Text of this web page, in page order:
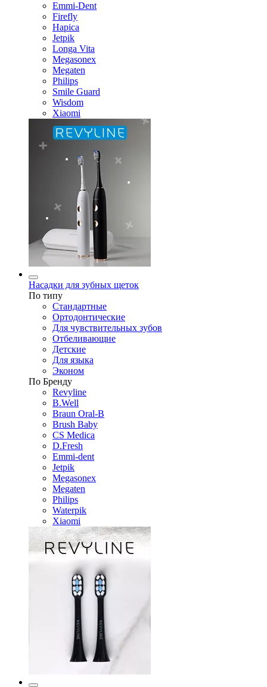
Emmi-Dent
Firefly
Hapica
Jetpik
Longa Vita
Megasonex
Megaten
Philips
Smile Guard
Wisdom
Xiaomi
Насадки для зубных щеток
По типу
Стандартные
Ортодонтические
Для чувствительных зубов
Отбеливающие
Детские
Для языка
Эконом
По Бренду
Revyline
B.Well
Braun Oral-B
Brush Baby
CS Medica
D.Fresh
Emmi-dent
Jetpik
Megasonex
Megaten
Philips
Waterpik
Xiaomi